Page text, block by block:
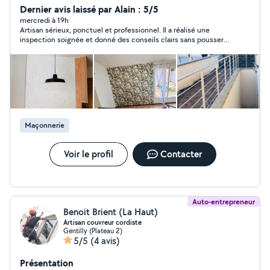
experience rest a votre disposition merci
Dernier avis laissé par Alain : 5/5
mercredi à 19h
Artisan sérieux, ponctuel et professionnel. Il a réalisé une
inspection soignée et donné des conseils clairs sans pousser à
apprécié son calme, sa méthode et son sérieux Je le considère
comme un artisan fiable.
Maçonnerie
Voir le profil Contacter
Auto-entrepreneur
Benoit Brient (La Haut)
Artisan couvreur cordiste
Gentilly (Plateau 2)
5/5 (4 avis)
Présentation